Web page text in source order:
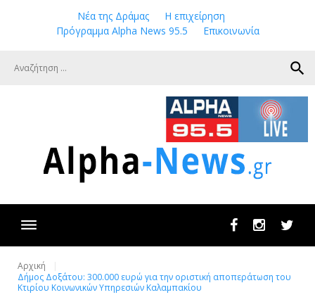
Νέα της Δράμας
Η επιχείρηση
Πρόγραμμα Alpha News 95.5
Επικοινωνία
search
FacebookInstagram
Αρχική
Δήμος Δοξάτου: 300.000 ευρώ για την οριστική αποπεράτωση του
Κτιρίου Κοινωνικών Υπηρεσιών Καλαμπακίου